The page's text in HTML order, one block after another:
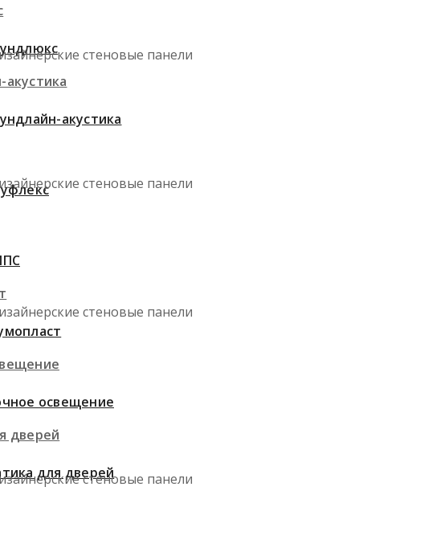
дверей
акустика
освещение
для дверей